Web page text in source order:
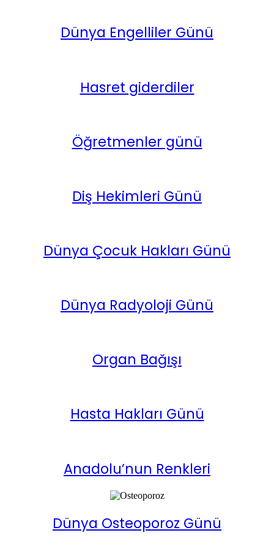
Dünya Engelliler Günü
Hasret giderdiler
Öğretmenler günü
Diş Hekimleri Günü
Dünya Çocuk Hakları Günü
Dünya Radyoloji Günü
Organ Bağışı
Hasta Hakları Günü
Anadolu’nun Renkleri
Dünya Osteoporoz Günü